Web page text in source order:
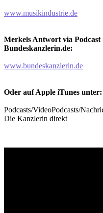
www.musikindustrie.de
Merkels Antwort via Podcast
Bundeskanzlerin.de:
www.bundeskanzlerin.de
Oder auf Apple iTunes unter:
Podcasts/VideoPodcasts/
Die Kanzlerin direkt